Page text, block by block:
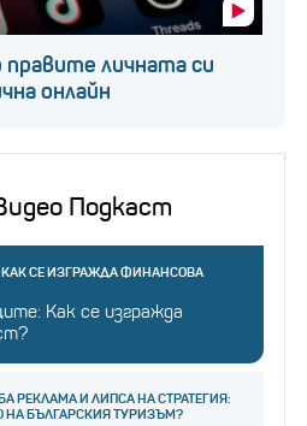
правите личната си
онлайн
Подкаст
КАК СЕ ИЗГРАЖДА ФИНАНСОВА
Как се изгражда
РЕКЛАМА И ЛИПСА НА СТРАТЕГИЯ:
НА БЪЛГАРСКИЯ ТУРИЗЪМ?